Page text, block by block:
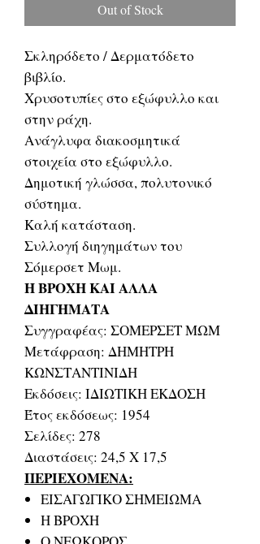
Out of Stock
Σκληρόδετο / Δερματόδετο
βιβλίο.
Χρυσοτυπίες στο εξώφυλλο και
στην ράχη.
Ανάγλυφα διακοσμητικά
στοιχεία στο εξώφυλλο.
Δημοτική γλώσσα, πολυτονικό
σύστημα.
Καλή κατάσταση.
Συλλογή διηγημάτων του
Σόμερσετ Μωμ.
Η ΒΡΟΧΗ ΚΑΙ ΑΛΛΑ
ΔΙΗΓΗΜΑΤΑ
Συγγραφέας: ΣΟΜΕΡΣΕΤ ΜΩΜ
Μετάφραση: ΔΗΜΗΤΡΗ
ΚΩΝΣΤΑΝΤΙΝΙΔΗ
Εκδόσεις: ΙΔΙΩΤΙΚΗ ΕΚΔΟΣΗ
Έτος εκδόσεως: 1954
Σελίδες: 278
Διαστάσεις: 24,5 Χ 17,5
ΠΕΡΙΕΧΟΜΕΝΑ:
ΕΙΣΑΓΩΓΙΚΟ ΣΗΜΕΙΩΜΑ
Η ΒΡΟΧΗ